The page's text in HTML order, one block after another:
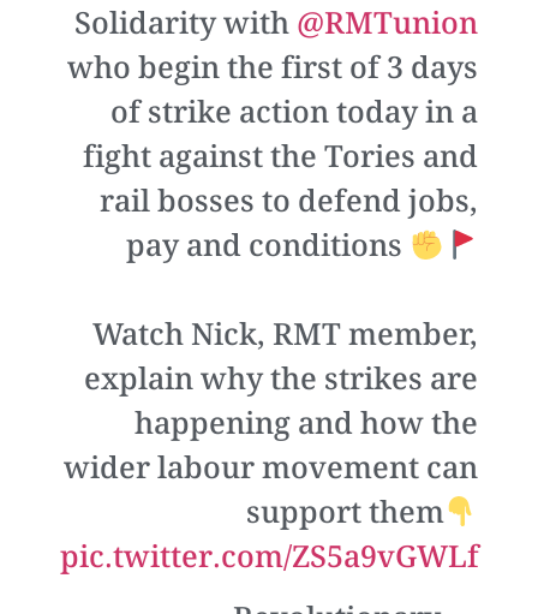
Solidarity with@RMTunion
who begin the first of 3 days
of strike action today in a
fight against the Tories and
rail bosses to defend jobs,
pay and conditions
Watch Nick, RMT member,
explain why the strikes are
happening and how the
wider labour movement can
support them
pic.twitter.com/ZS5a9vGWLf